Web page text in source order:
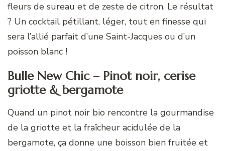
fleurs de sureau et de zeste de citron. Le résultat
? Un cocktail pétillant, léger, tout en finesse qui
sera l’allié parfait d’une Saint-Jacques ou d’un
poisson blanc !
Bulle New Chic – Pinot noir, cerise
griotte & bergamote
Quand un pinot noir bio rencontre la gourmandise
de la griotte et la fraîcheur acidulée de la
bergamote, ça donne une boisson bien fruitée et